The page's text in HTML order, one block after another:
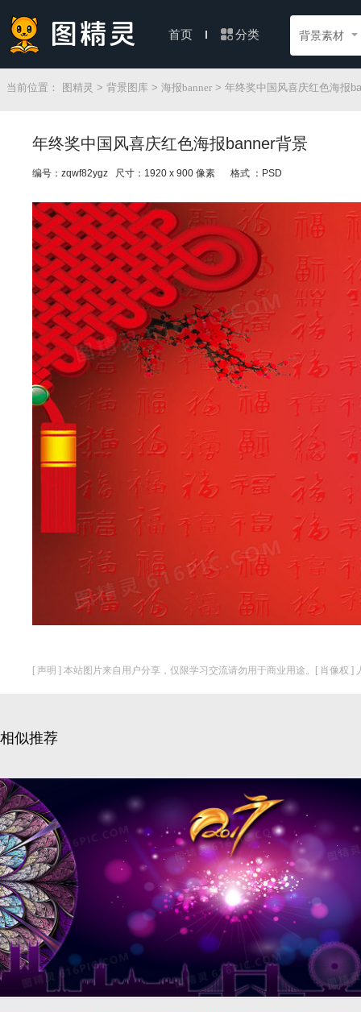
首页 分类 背景素材
当前位置： 图精灵 > 背景图库 > 海报banner > 年终奖中国风喜庆红色海报
年终奖中国风喜庆红色海报banner背景
编号：zqwf82ygz 尺寸：1920 x 900 像素 格式 ：PSD
[ 声明 ] 本站图片来自用户分享，仅限学习交流请勿用于商业用途。[ 肖像权 ]
相似推荐